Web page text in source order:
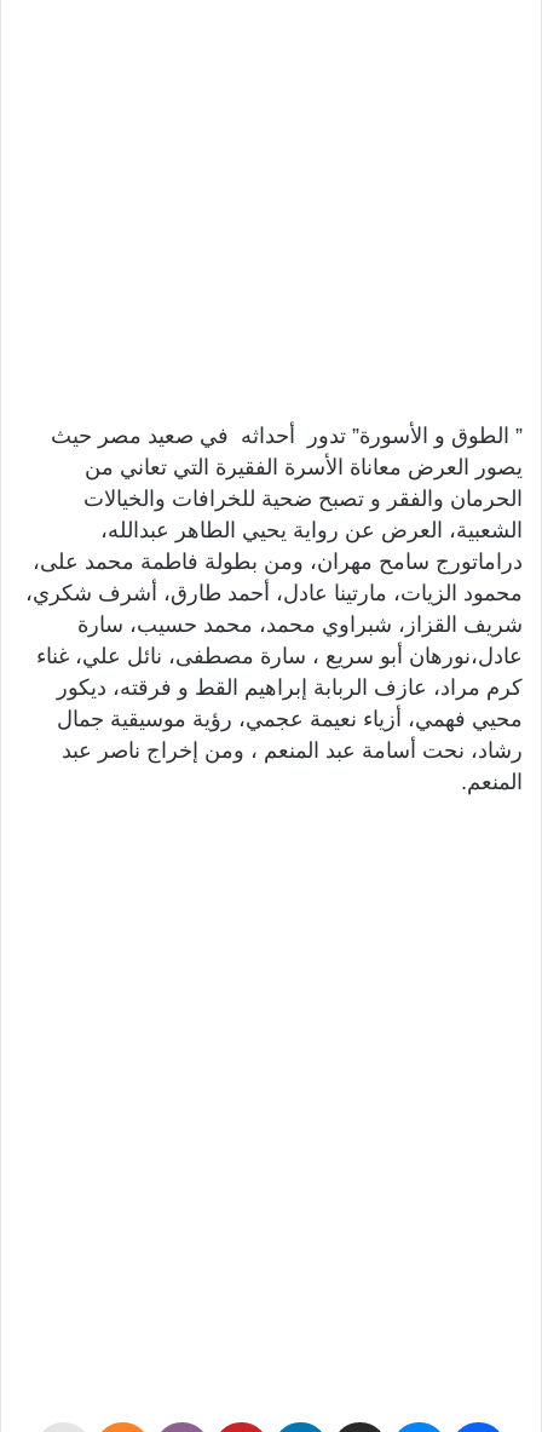
” الطوق و الأسورة” تدور أحداثه في صعيد مصر حيث
يصور العرض معاناة الأسرة الفقيرة التي تعاني من
الحرمان والفقر و تصبح ضحية للخرافات والخيالات
الشعبية، العرض عن رواية يحيي الطاهر عبدالله،
دراماتورج سامح مهران، ومن بطولة فاطمة محمد على،
محمود الزيات، مارتينا عادل، أحمد طارق، أشرف شكري،
شريف القزاز، شبراوي محمد، محمد حسيب، سارة
عادل،نورهان أبو سريع ، سارة مصطفى، نائل علي، غناء
كرم مراد، عازف الربابة إبراهيم القط و فرقته، ديكور
محيي فهمي، أزياء نعيمة عجمي، رؤية موسيقية جمال
رشاد، نحت أسامة عبد المنعم ، ومن إخراج ناصر عبد
المنعم.